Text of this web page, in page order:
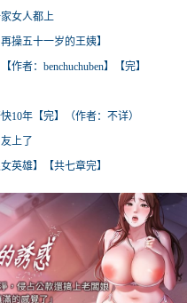
女人都上
操五十一岁的王姨】
作者：benchuchuben】【完】
10年【完】（作者：不详）
上了
英雄】【共七章完】